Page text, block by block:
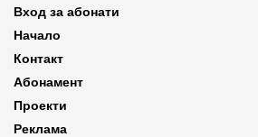
Вход за абонати
Начало
Контакт
Абонамент
Проекти
Реклама